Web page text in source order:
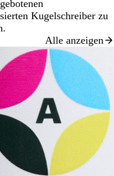
Kugelschreiber zu
Alle anzeigen